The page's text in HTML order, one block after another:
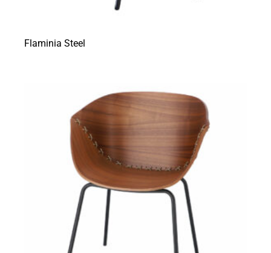
Flaminia Steel